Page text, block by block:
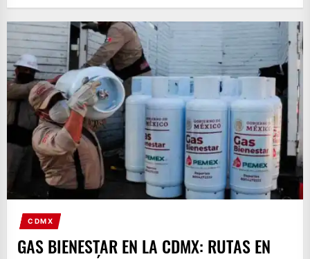
CDMX
GAS BIENESTAR EN LA CDMX: RUTAS EN